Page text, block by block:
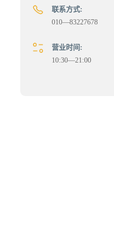
联系方式:
010—83227678
营业时间:
10:30—21:00